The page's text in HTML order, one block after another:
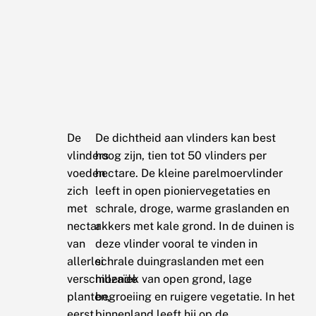
De
vlinders
voeden
zich
met
nectar
van
allerlei
verschillende
planten,
De dichtheid aan vlinders kan best
hoog zijn, tien tot 50 vlinders per
hectare. De kleine parelmoervlinder
leeft in open pioniervegetaties en
schrale, droge, warme graslanden en
akkers met kale grond. In de duinen is
deze vlinder vooral te vinden in
schrale duingraslanden met een
mozaïek van open grond, lage
begroeiing en ruigere vegetatie. In het